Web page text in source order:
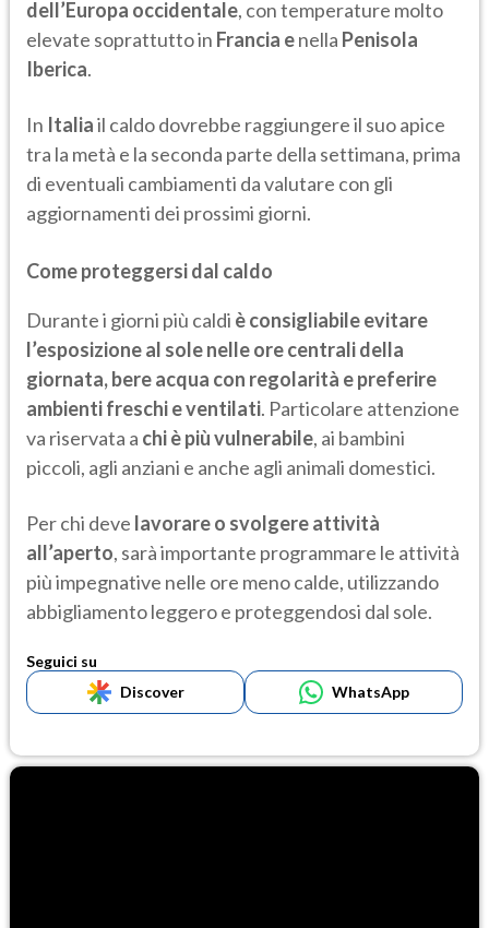
dell’Europa occidentale, con temperature molto
elevate soprattutto in Francia enella Penisola
Iberica.
In Italiail caldo dovrebbe raggiungere il suo apice
tra la metà e la seconda parte della settimana, prima
di eventuali cambiamenti da valutare con gli
aggiornamenti dei prossimi giorni.
Come proteggersi dal caldo
Durante i giorni più caldi è consigliabile evitare
l’esposizione al sole nelle ore centrali della
giornata, bere acqua con regolarità e preferire
ambienti freschi e ventilati. Particolare attenzione
va riservata a chi èpiù vulnerabile, ai bambini
piccoli, agli anziani e anche agli animali domestici.
Per chi deve lavorare o svolgere attività
all’aperto, sarà importante programmare le attività
più impegnative nelle ore meno calde, utilizzando
abbigliamento leggero e proteggendosi dal sole.
Seguici su
Discover
WhatsApp